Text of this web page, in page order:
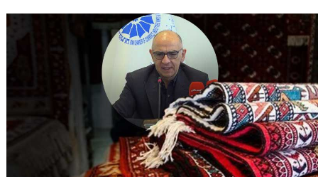
این فرش ها برا...